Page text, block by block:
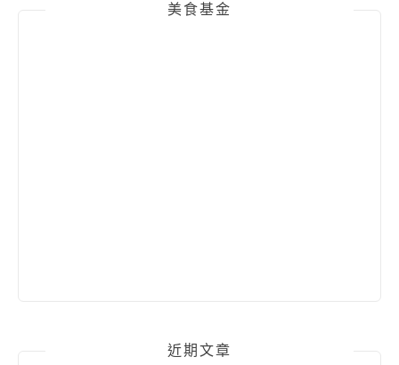
美食基金
近期文章